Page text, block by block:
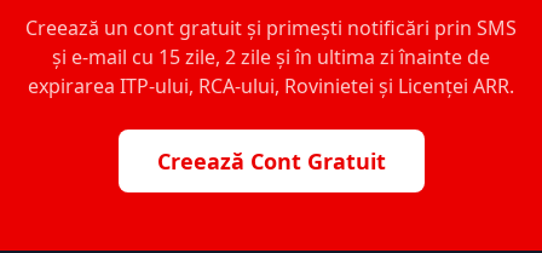
Creează un cont gratuit și primești notificări prin SMS
și e-mail cu 15 zile, 2 zile și în ultima zi înainte de
expirarea ITP-ului, RCA-ului, Rovinietei și Licenței ARR.
Creează Cont Gratuit